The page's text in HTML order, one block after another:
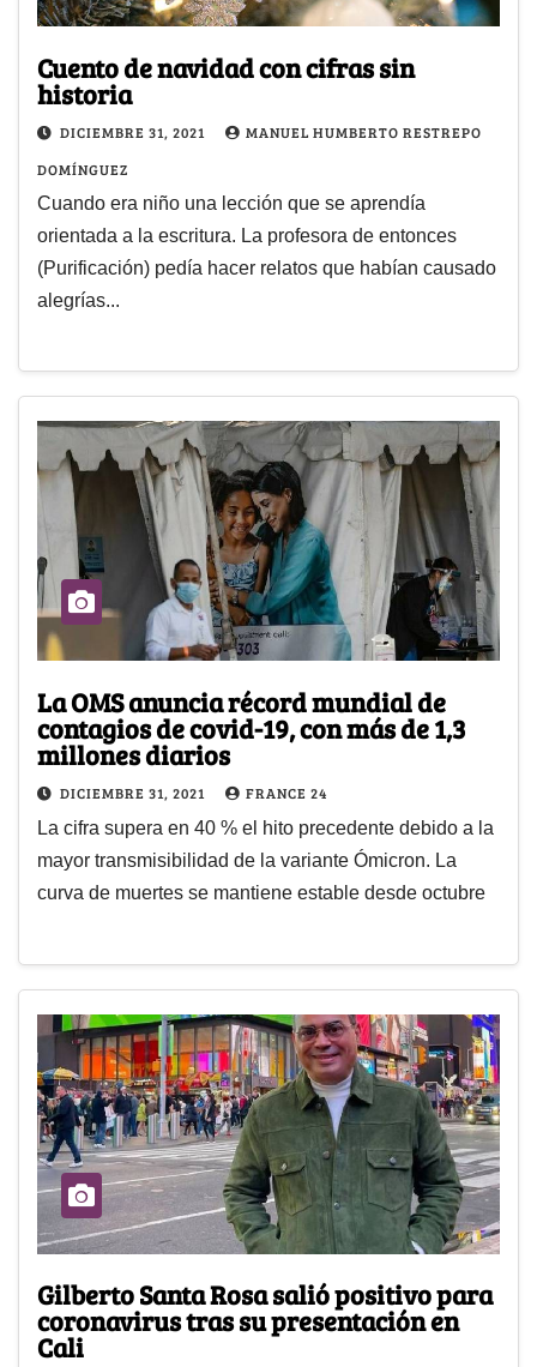
Cuento de navidad con cifras sin
historia
DICIEMBRE 31, 2021
MANUEL HUMBERTO RESTREPO
DOMÍNGUEZ
Cuando era niño una lección que se aprendía
orientada a la escritura. La profesora de entonces
(Purificación) pedía hacer relatos que habían causado
alegrías...
La OMS anuncia récord mundial de
contagios de covid-19, con más de 1,3
millones diarios
DICIEMBRE 31, 2021 FRANCE 24
La cifra supera en 40 % el hito precedente debido a la
mayor transmisibilidad de la variante Ómicron. La
curva de muertes se mantiene estable desde octubre
Gilberto Santa Rosa salió positivo para
coronavirus tras su presentación en
Cali